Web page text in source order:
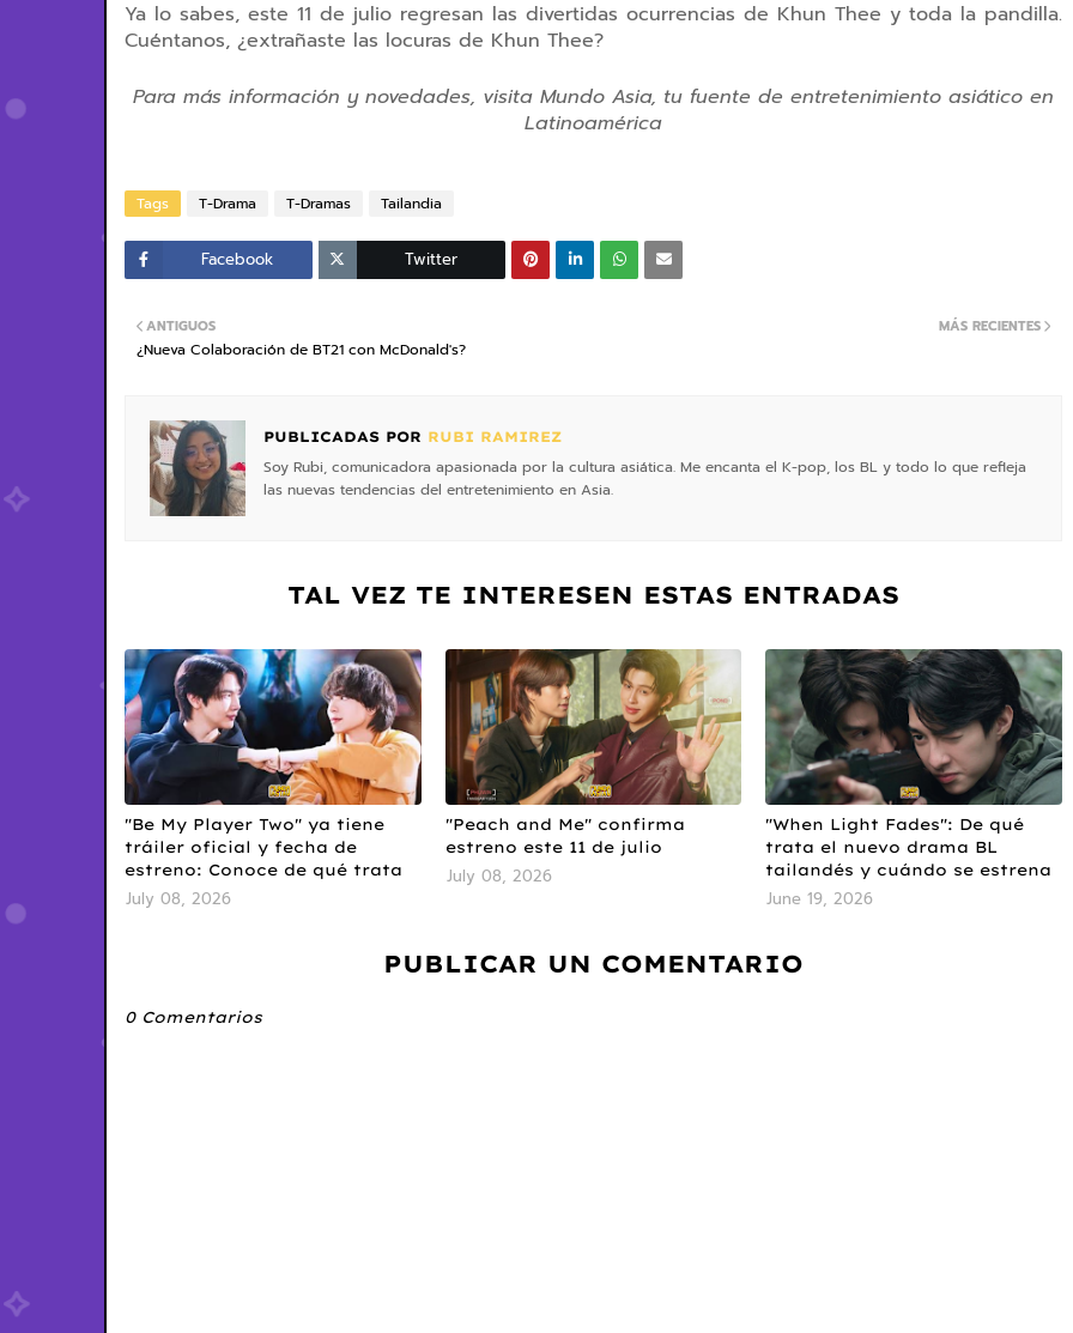
Ya lo sabes, este 11 de julio regresan las divertidas ocurrencias de Khun Thee y toda la pandilla.
Cuéntanos, ¿extrañaste las locuras de Khun Thee?
Para más información y novedades, visita Mundo Asia, tu fuente de entretenimiento asiático en
Latinoamérica
Tags T-Drama T-Dramas Tailandia
Facebook Twitter
MÁS RECIENTES
ANTIGUOS
¿Nueva Colaboración de BT21 con McDonald's?
PUBLICADAS POR RUBI RAMIREZ
Soy Rubi, comunicadora apasionada por la cultura asiática. Me encanta el K-pop, los BL y todo lo que refleja
las nuevas tendencias del entretenimiento en Asia.
TAL VEZ TE INTERESEN ESTAS ENTRADAS
"Be My Player Two" ya tiene
tráiler oficial y fecha de
estreno: Conoce de qué trata
July 08, 2026
"Peach and Me" confirma
estreno este 11 de julio
July 08, 2026
"When Light Fades": De qué
trata el nuevo drama BL
tailandés y cuándo se estrena
June 19, 2026
PUBLICAR UN COMENTARIO
0 Comentarios